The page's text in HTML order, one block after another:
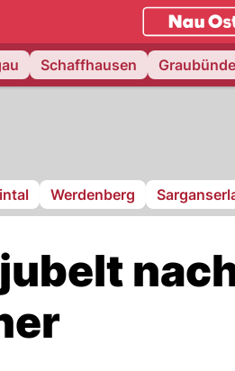
ostschweiz.NAU.ch
Schaffhausen
Werdenberg